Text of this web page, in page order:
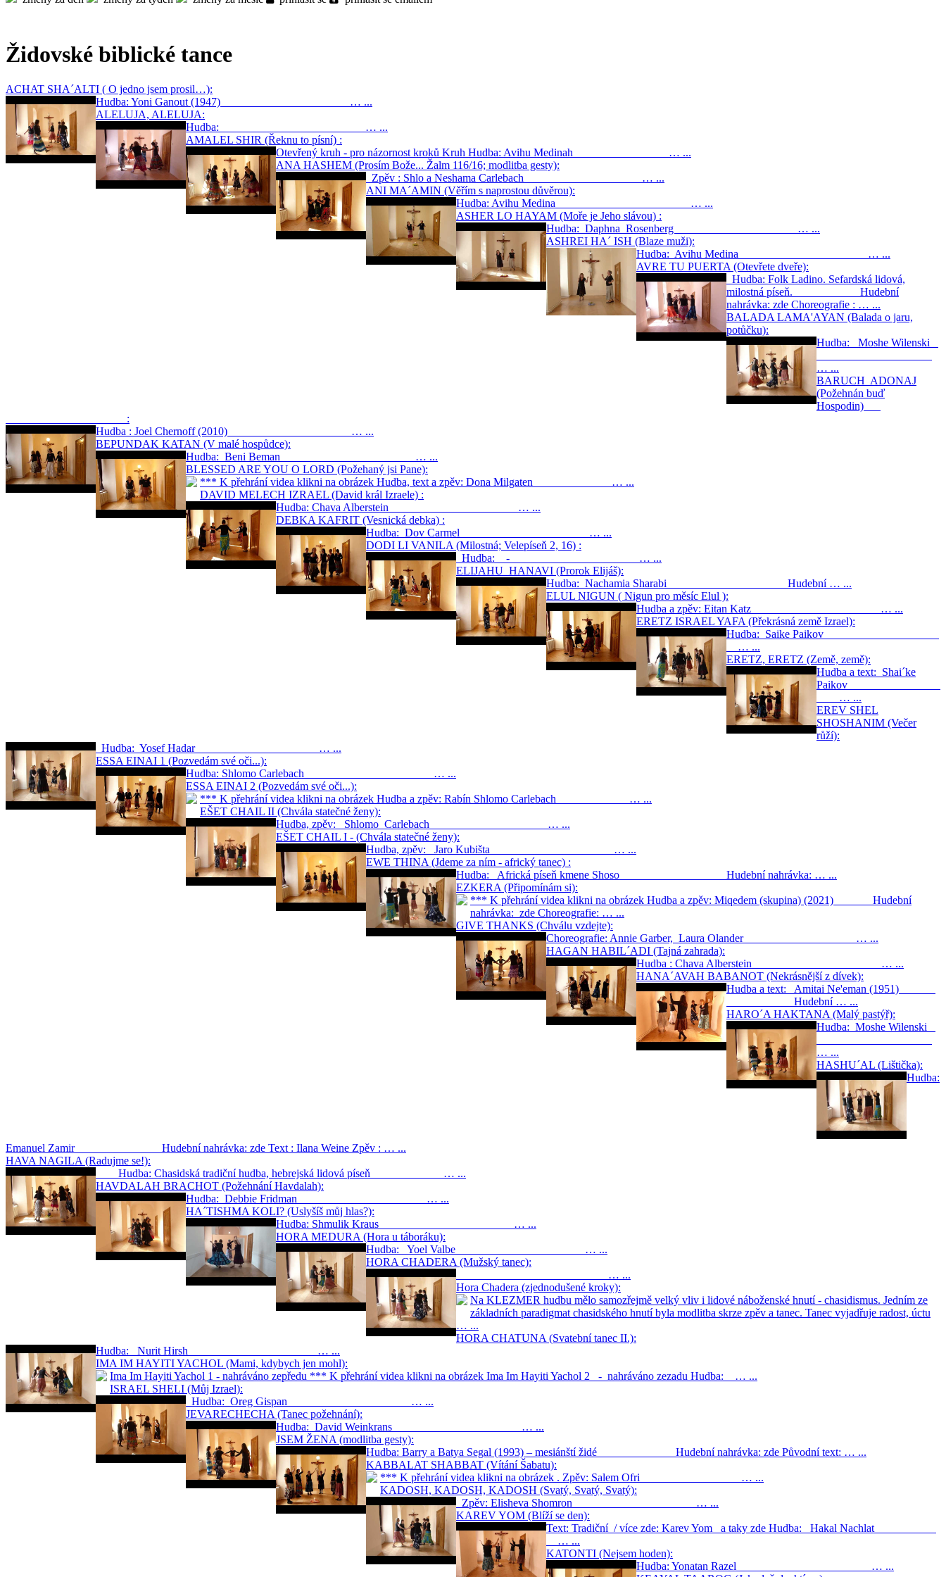
Židovské biblické tance
ACHAT SHA´ALTI ( O jedno jsem prosil…):
Hudba: Yoni Ganout (1947) … ...
ALELUJA, ALELUJA:
Hudba: … ...
AMALEL SHIR (Řeknu to písní) :
Otevřený kruh - pro názornost kroků Kruh Hudba: Avihu Medinah … ...
ANA HASHEM (Prosím Bože... Žalm 116/16; modlitba gesty):
Zpěv : Shlo a Neshama Carlebach … ...
ANI MA´AMIN (Věřím s naprostou důvěrou):
Hudba: Avihu Medina … ...
ASHER LO HAYAM (Moře je Jeho slávou) :
Hudba: Daphna Rosenberg … ...
ASHREI HA´ ISH (Blaze muži):
Hudba: Avihu Medina … ...
AVRE TU PUERTA (Otevřete dveře):
Hudba: Folk Ladino. Sefardská lidová,
milostná píseň. Hudební
nahrávka: zde Choreografie : … ...
BALADA LAMA'AYAN (Balada o jaru,
potůčku):
Hudba: Moshe Wilenski
… ...
BARUCH ADONAJ
(Požehnán buď
Hospodin)
:
Hudba : Joel Chernoff (2010) … ...
BEPUNDAK KATAN (V malé hospůdce):
Hudba: Beni Beman … ...
BLESSED ARE YOU O LORD (Požehaný jsi Pane):
*** K přehrání videa klikni na obrázek Hudba, text a zpěv: Dona Milgaten … ...
DAVID MELECH IZRAEL (David král Izraele) :
Hudba: Chava Alberstein … ...
DEBKA KAFRIT (Vesnická debka) :
Hudba: Dov Carmel … ...
DODI LI VANILA (Milostná; Velepíseň 2, 16) :
Hudba: - … ...
ELIJAHU HANAVI (Prorok Elijáš):
Hudba: Nachamia Sharabi Hudební … ...
ELUL NIGUN ( Nigun pro měsíc Elul ):
Hudba a zpěv: Eitan Katz … ...
ERETZ ISRAEL YAFA (Překrásná země Izrael):
Hudba: Saike Paikov
… ...
ERETZ, ERETZ (Země, země):
Hudba a text: Shai´ke
Paikov
… ...
EREV SHEL
SHOSHANIM (Večer
růží):
Hudba: Yosef Hadar … ...
ESSA EINAI 1 (Pozvedám své oči...):
Hudba: Shlomo Carlebach … ...
ESSA EINAI 2 (Pozvedám své oči...):
*** K přehrání videa klikni na obrázek Hudba a zpěv: Rabín Shlomo Carlebach … ...
EŠET CHAIL II (Chvála statečné ženy):
Hudba, zpěv: Shlomo Carlebach … ...
EŠET CHAIL I - (Chvála statečné ženy):
Hudba, zpěv: Jaro Kubišta … ...
EWE THINA (Jdeme za ním - africký tanec) :
Hudba: Africká píseň kmene Shoso Hudební nahrávka: … ...
EZKERA (Připomínám si):
*** K přehrání videa klikni na obrázek Hudba a zpěv: Miqedem (skupina) (2021) Hudební
nahrávka: zde Choreografie: … ...
GIVE THANKS (Chválu vzdejte):
Choreografie: Annie Garber, Laura Olander … ...
HAGAN HABIL´ADI (Tajná zahrada):
Hudba : Chava Alberstein … ...
HANA´AVAH BABANOT (Nekrásnější z dívek):
Hudba a text: Amitai Ne'eman (1951)
Hudební … ...
HARO´A HAKTANA (Malý pastýř):
Hudba: Moshe Wilenski
… ...
HASHU´AL (Lištička):
Hudba:
Emanuel Zamir Hudební nahrávka: zde Text : Ilana Weine Zpěv : … ...
HAVA NAGILA (Radujme se!):
Hudba: Chasidská tradiční hudba, hebrejská lidová píseň … ...
HAVDALAH BRACHOT (Požehnání Havdalah):
Hudba: Debbie Fridman … ...
HA´TISHMA KOLI? (Uslyšíš můj hlas?):
Hudba: Shmulik Kraus … ...
HORA MEDURA (Hora u táboráku):
Hudba: Yoel Valbe … ...
HORA CHADERA (Mužský tanec):
… ...
Hora Chadera (zjednodušené kroky):
Na KLEZMER hudbu mělo samozřejmě velký vliv i lidové náboženské hnutí - chasidismus. Jedním ze
základních paradigmat chasidského hnutí byla modlitba skrze zpěv a tanec. Tanec vyjadřuje radost, úctu
… ...
HORA CHATUNA (Svatební tanec II.):
Hudba: Nurit Hirsh … ...
IMA IM HAYITI YACHOL (Mami, kdybych jen mohl):
Ima Im Hayiti Yachol 1 - nahráváno zepředu *** K přehrání videa klikni na obrázek Ima Im Hayiti Yachol 2 - nahráváno zezadu Hudba: … ...
ISRAEL SHELI (Můj Izrael):
Hudba: Oreg Gispan … ...
JEVARECHECHA (Tanec požehnání):
Hudba: David Weinkrans … ...
JSEM ŽENA (modlitba gesty):
Hudba: Barry a Batya Segal (1993) – mesiánští židé Hudební nahrávka: zde Původní text: … ...
KABBALAT SHABBAT (Vítání Šabatu):
*** K přehrání videa klikni na obrázek . Zpěv: Salem Ofri … ...
KADOSH, KADOSH, KADOSH (Svatý, Svatý, Svatý):
Zpěv: Elisheva Shomron … ...
KAREV YOM (Blíží se den):
Text: Tradiční / více zde: Karev Yom a taky zde Hudba: Hakal Nachlat
… ...
KATONTI (Nejsem hoden):
Hudba: Yonatan Razel … ...